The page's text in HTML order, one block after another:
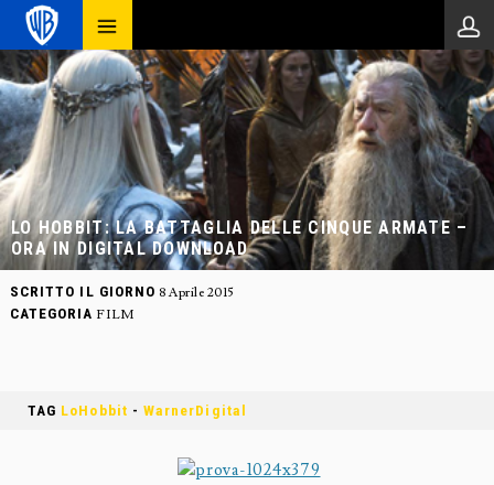
LO HOBBIT: LA BATTAGLIA DELLE CINQUE ARMATE –
ORA IN DIGITAL DOWNLOAD
SCRITTO IL GIORNO 8 Aprile 2015
CATEGORIA FILM
TAG LoHobbit -WarnerDigital